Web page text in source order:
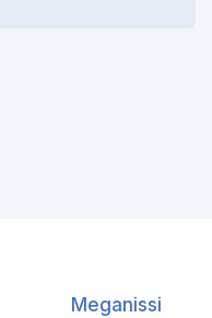
Meganissi